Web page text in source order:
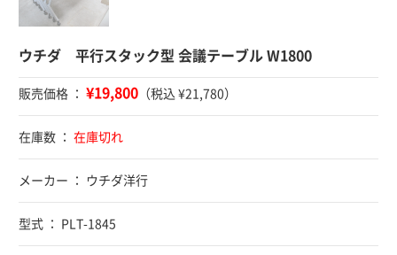
ウチダ 平行スタック型 会議テーブル W1800
販売価格 ： ¥19,800 （税込 ¥21,780）
在庫数 ： 在庫切れ
メーカー ： ウチダ洋行
型式 ： PLT-1845